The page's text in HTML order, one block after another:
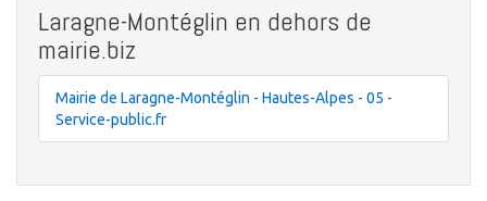
Laragne-Montéglin en dehors de
mairie.biz
Mairie de Laragne-Montéglin - Hautes-Alpes - 05 -
Service-public.fr